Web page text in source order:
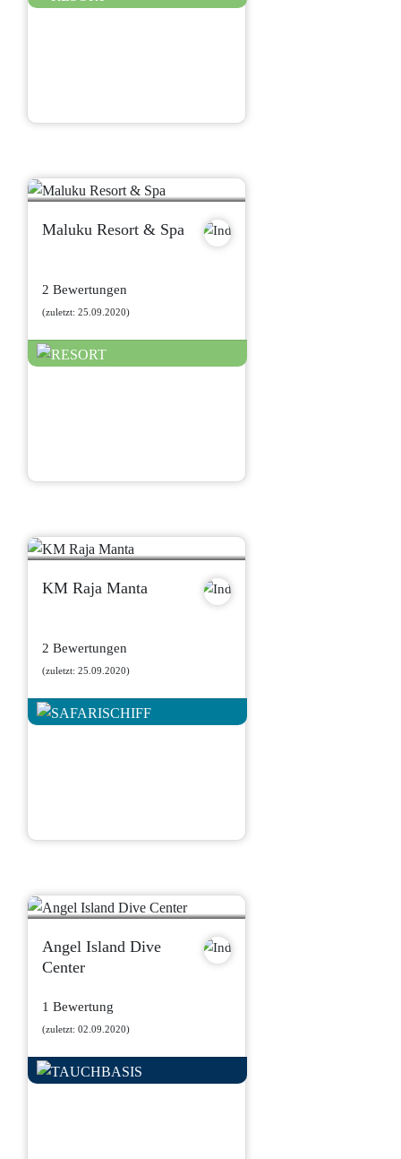
Maluku Resort & Spa
2 Bewertungen
(zuletzt: 25.09.2020)
KM Raja Manta
2 Bewertungen
(zuletzt: 25.09.2020)
Angel Island Dive
Center
1 Bewertung
(zuletzt: 02.09.2020)